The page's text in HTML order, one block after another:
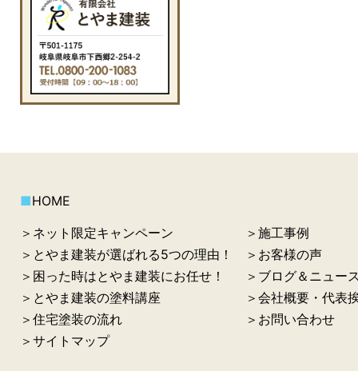
■HOME
＞ネット限定キャンペーン
＞とやま建装が選ばれる5つの理由！
＞困った時はとやま建装にお任せ！
＞とやま建装の塗料講座
＞住宅塗装の流れ
＞サイトマップ
＞施工事例
＞お客様の声
＞ブログ＆ニュー
＞会社概要・代表
＞お問い合わせ